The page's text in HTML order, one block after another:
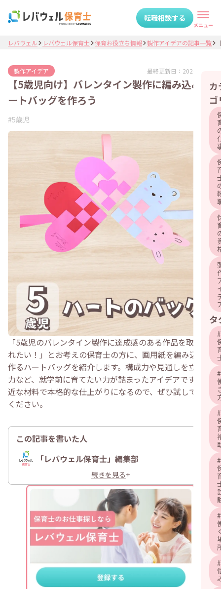
転職相談する
メニュー
カ
ゴ
タ
#
#
#
#
#
#
レバウェル レバウェル保育士 保育お役立ち情報 製作アイデアの記事一覧
製作アイデア 最終更新日： 2026.05.13
【5歳児向け】バレンタイン製作に編み込みハ
ートバッグを作ろう
#5歳児
「5歳児のバレンタイン製作に達成感のある作品を取り入
れたい！」とお考えの保育士の方に、画用紙を編み込んで
作るハートバッグを紹介します。構成力や見通しを立てる
力など、就学前に育てたい力が詰まったアイデアです。身
近な材料で本格的な仕上がりになるので、ぜひ試してみて
ください。
この記事を書いた人
「レバウェル保育士」編集部
続きを見る+